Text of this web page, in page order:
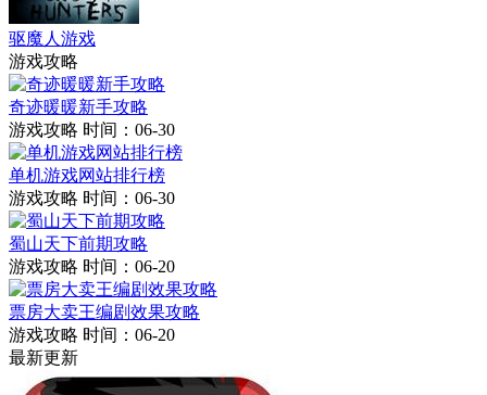
驱魔人游戏
游戏攻略
奇迹暖暖新手攻略
游戏攻略 时间：06-30
单机游戏网站排行榜
游戏攻略 时间：06-30
蜀山天下前期攻略
游戏攻略 时间：06-20
票房大卖王编剧效果攻略
游戏攻略 时间：06-20
最新更新